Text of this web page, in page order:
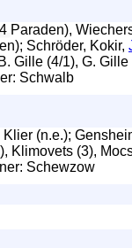
Paraden),
Schröder, Kokir,
Gille (4/1), G.
Schwalb
(n.e.);
Klimovets (3),
Schewzow